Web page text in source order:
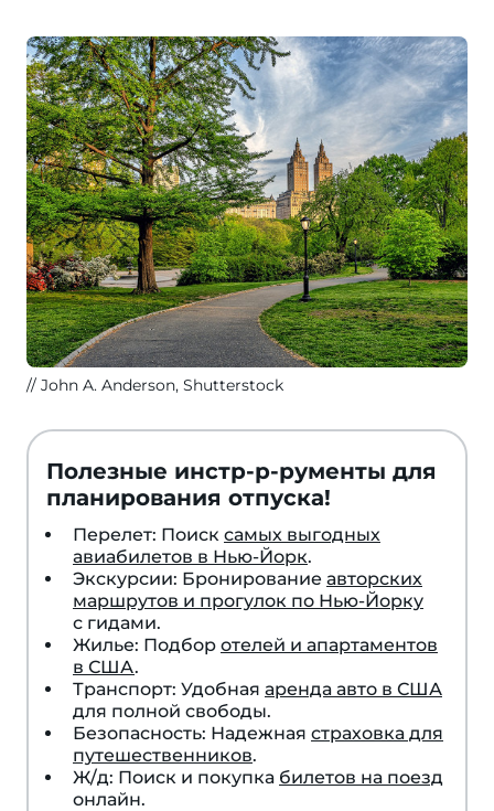
John A. Anderson, Shutterstock
Полезные инстр-р-рументы для
планирования отпуска!
Перелет: Поиск самых выгодных
авиабилетов в Нью-Йорк.
Экскурсии: Бронирование авторских
маршрутов и прогулок по Нью-Йорку
с гидами.
Жилье: Подбор отелей и апартаментов
в США.
Транспорт: Удобная аренда авто в США
для полной свободы.
Безопасность: Надежная страховка для
путешественников.
Ж/д: Поиск и покупка билетов на поезд
онлайн.